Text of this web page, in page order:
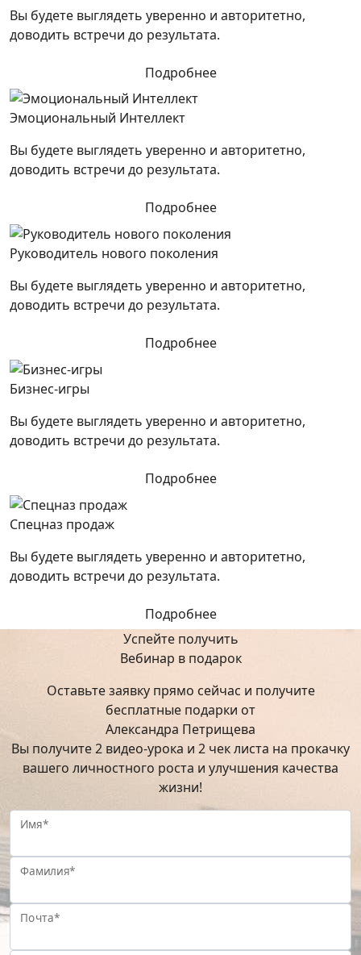
Вы будете выглядеть уверенно и авторитетно,
доводить встречи до результата.
Подробнее
Эмоциональный Интеллект
Вы будете выглядеть уверенно и авторитетно,
доводить встречи до результата.
Подробнее
Руководитель нового поколения
Вы будете выглядеть уверенно и авторитетно,
доводить встречи до результата.
Подробнее
Бизнес-игры
Вы будете выглядеть уверенно и авторитетно,
доводить встречи до результата.
Подробнее
Спецназ продаж
Вы будете выглядеть уверенно и авторитетно,
доводить встречи до результата.
Подробнее
Успейте получить
Вебинар в подарок
Оставьте заявку прямо сейчас и получите
бесплатные подарки от
Александра Петрищева
Вы получите 2 видео-урока и 2 чек листа на прокачку
вашего личностного роста и улучшения качества
жизни!
Имя*
Фамилия*
Почта*